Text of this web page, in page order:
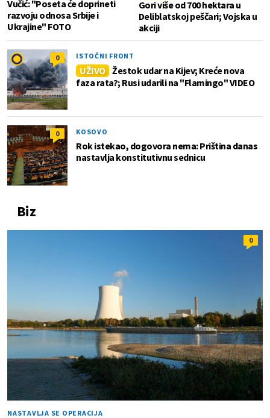
Vučić: "Poseta će doprineti
razvoju odnosa Srbije i
Ukrajine" FOTO
Gori više od 700 hektara u
Deliblatskoj peščari; Vojska u
akciji
0 ISTOČNI FRONT
UŽIVO Žestok udar na Kijev; Kreće nova
faza rata?; Rusi udarili na "Flamingo" VIDEO
0 KOSOVO
Rok istekao, dogovora nema: Priština danas
nastavlja konstitutivnu sednicu
Biz
0
NASTAVLJA SE OPERACIJA